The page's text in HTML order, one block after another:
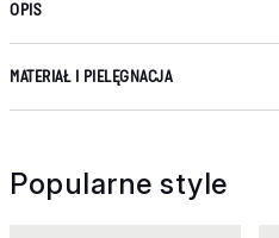
OPIS
MATERIAŁ I PIELĘGNACJA
Popularne style